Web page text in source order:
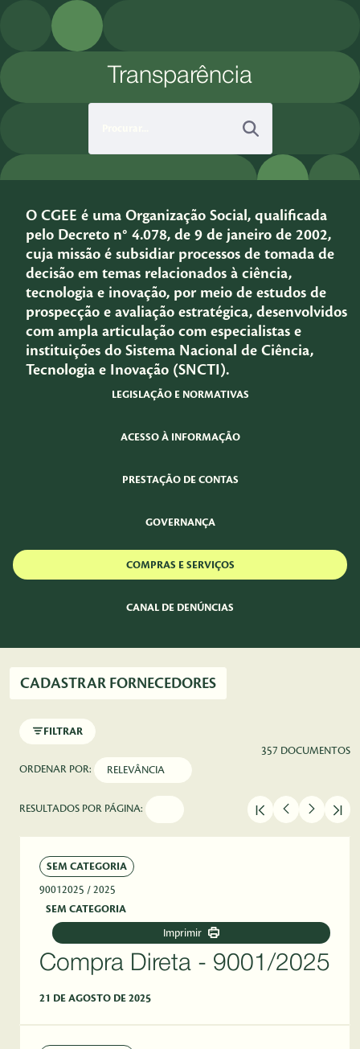
Pular para o Conteúdo principal
Transparência
O CGEE é uma Organização Social, qualificada
pelo Decreto n° 4.078, de 9 de janeiro de 2002,
cuja missão é subsidiar processos de tomada de
decisão em temas relacionados à ciência,
tecnologia e inovação, por meio de estudos de
prospecção e avaliação estratégica, desenvolvidos
com ampla articulação com especialistas e
instituições do Sistema Nacional de Ciência,
Tecnologia e Inovação (SNCTI).
LEGISLAÇÃO E NORMATIVAS
ACESSO À INFORMAÇÃO
PRESTAÇÃO DE CONTAS
GOVERNANÇA
COMPRAS E SERVIÇOS
CANAL DE DENÚNCIAS
CADASTRAR FORNECEDORES
FILTRAR
357 DOCUMENTOS
ORDENAR POR:
RESULTADOS POR PÁGINA:
SEM CATEGORIA
90012025 / 2025
SEM CATEGORIA
Imprimir
Compra Direta - 9001/2025
21 DE AGOSTO DE 2025